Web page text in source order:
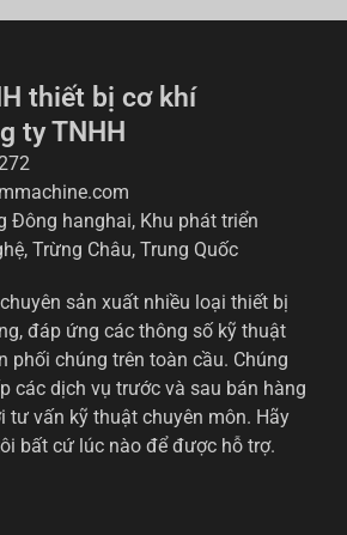
thiết bị cơ khí
ty TNHH
Đông hanghai, Khu phát triển
Trừng Châu, Trung Quốc
sản xuất nhiều loại thiết bị
đáp ứng các thông số kỹ thuật
phối chúng trên toàn cầu. Chúng
các dịch vụ trước và sau bán hàng
tư vấn kỹ thuật chuyên môn. Hãy
bất cứ lúc nào để được hỗ trợ.